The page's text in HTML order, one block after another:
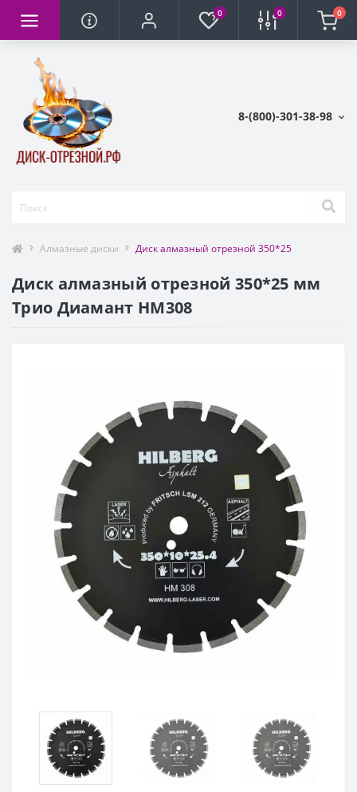
0 0 0
8-(800)-301-38-98
Алмазные диски Диск алмазный отрезной 350*25
Диск алмазный отрезной 350*25 мм
Трио Диамант HM308